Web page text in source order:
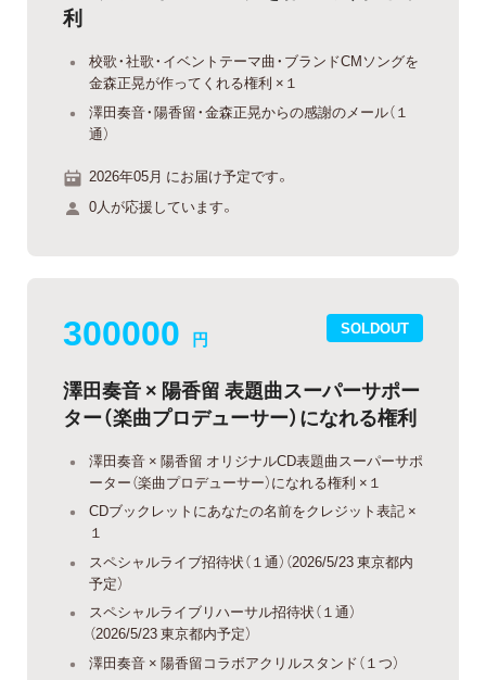
利
校歌・社歌・イベントテーマ曲・ブランドCMソングを
金森正晃が作ってくれる権利 ×１
澤田奏音・陽香留・金森正晃からの感謝のメール（１
通）
2026年05月 にお届け予定です。
0人が応援しています。
SOLDOUT
300000 円
澤田奏音 × 陽香留 表題曲スーパーサポー
ター（楽曲プロデューサー）になれる権利
澤田奏音 × 陽香留 オリジナルCD表題曲スーパーサポ
ーター（楽曲プロデューサー）になれる権利 ×１
CDブックレットにあなたの名前をクレジット表記 ×
１
スペシャルライブ招待状（１通）（2026/5/23 東京都内
予定）
スペシャルライブリハーサル招待状（１通）
（2026/5/23 東京都内予定）
澤田奏音 × 陽香留コラボアクリルスタンド（１つ）